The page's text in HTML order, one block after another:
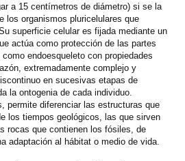
a 15 centímetros de diámetro) si se la
los organismos pluricelulares que
superficie celular es fijada mediante un
actúa como protección de las partes
endoesqueleto con propiedades
extremadamente complejo y
en sucesivas etapas de
la ontogenia de cada individuo.
permite diferenciar las estructuras que
los tiempos geológicos, las que sirven
rocas que contienen los fósiles, de
adaptación al hábitat o medio de vida.